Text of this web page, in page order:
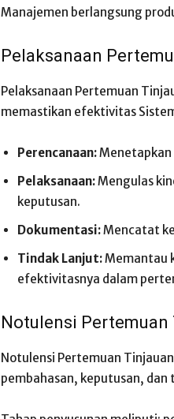
Manajemen berlangsung
Pelaksanaan
Pelaksanaan Pertemuan
memastikan efektivitas
Perencanaan:Menetapkan
Pelaksanaan:Mengulas
keputusan.
Dokumentasi:Mencatat
Tindak Lanjut:Memantau
efektivitasnya dalam
Notulensi
Notulensi Pertemuan
pembahasan, keputusan, dan